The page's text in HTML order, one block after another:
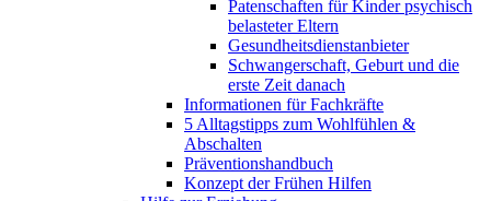
Patenschaften für Kinder psychisch
belasteter Eltern
Gesundheitsdienstanbieter
Schwangerschaft, Geburt und die
erste Zeit danach
Informationen für Fachkräfte
5 Alltagstipps zum Wohlfühlen &
Abschalten
Präventionshandbuch
Konzept der Frühen Hilfen